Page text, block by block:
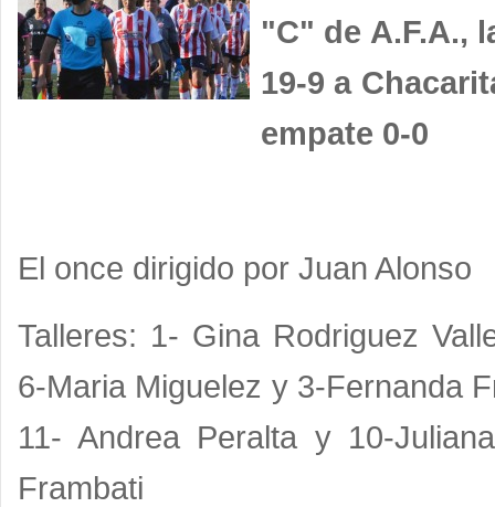
"C" de A.F.A.,
19-9 a
empate 0-0
El once dirigido por Juan Alonso
Talleres: 1- Gina Rodriguez
6-Maria Miguelez y 3-Fernanda
11- Andrea Peralta y 10-
Frambati